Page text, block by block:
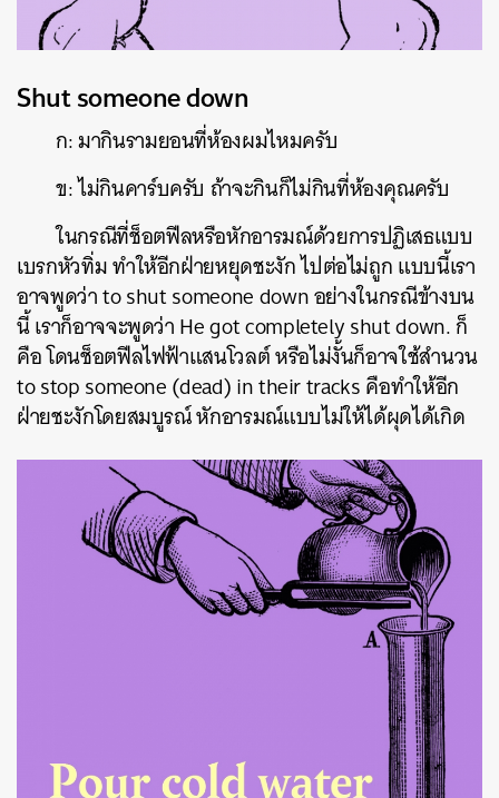
Shut someone down
ก: มากินรามยอนที่ห้องผมไหมครับ
ข: ไม่กินคาร์บครับ ถ้าจะกินก็ไม่กินที่ห้องคุณครับ
ในกรณีที่ช็อตฟีลหรือหักอารมณ์ด้วยการปฏิเสธแบบ
เบรกหัวทิ่ม ทำให้อีกฝ่ายหยุดชะงัก ไปต่อไม่ถูก แบบนี้เรา
อาจพูดว่า to shut someone down อย่างในกรณีข้างบน
นี้ เราก็อาจจะพูดว่า He got completely shut down. ก็
คือ โดนช็อตฟีลไฟฟ้าแสนโวลต์ หรือไม่งั้นก็อาจใช้สำนวน
to stop someone (dead) in their tracks คือทำให้อีก
ฝ่ายชะงักโดยสมบูรณ์ หักอารมณ์แบบไม่ให้ได้ผุดได้เกิด
SHARE TWEET LINE EMAIL